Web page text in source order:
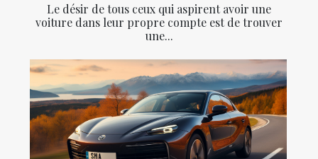
Le désir de tous ceux qui aspirent avoir une
voiture dans leur propre compte est de trouver
une...